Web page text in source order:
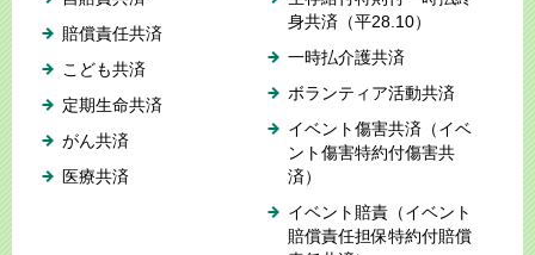
賠償責任共済
こども共済
定期生命共済
がん共済
医療共済
身共済（平28.10）
一時払介護共済
ボランティア活動共済
イベント傷害共済（イベ
ント傷害特約付傷害共
済）
イベント賠責（イベント
賠償責任担保特約付賠償